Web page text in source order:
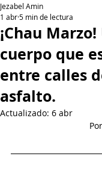
¡Chau Marzo!
cuerpo que
entre calles
asfalto.
Jezabel Amin
1 abr5 min de lectura
Actualizado: 6 abr